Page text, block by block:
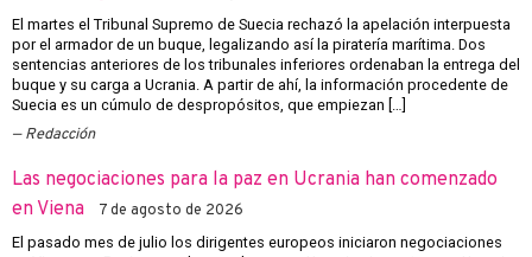
El martes el Tribunal Supremo de Suecia rechazó la apelación interpuesta
por el armador de un buque, legalizando así la piratería marítima. Dos
sentencias anteriores de los tribunales inferiores ordenaban la entrega del
buque y su carga a Ucrania. A partir de ahí, la información procedente de
Suecia es un cúmulo de despropósitos, que empiezan […]
Redacción
Las negociaciones para la paz en Ucrania han comenzado
en Viena
7 de agosto de 2026
El pasado mes de julio los dirigentes europeos iniciaron negociaciones